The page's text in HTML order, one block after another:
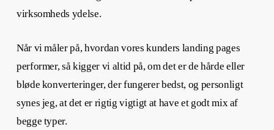
virksomheds ydelse.
Når vi måler på, hvordan vores kunders landing pages
performer, så kigger vi altid på, om det er de hårde eller
bløde konverteringer, der fungerer bedst, og personligt
synes jeg, at det er rigtig vigtigt at have et godt mix af
begge typer.